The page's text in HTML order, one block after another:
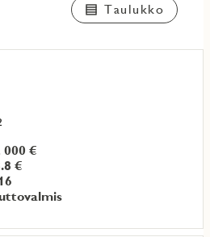
Taulukko
000 €
€